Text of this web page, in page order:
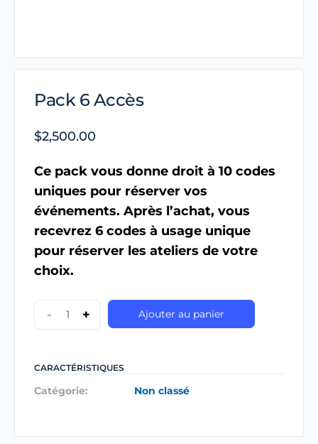
Pack 6 Accès
$2,500.00
Ce pack vous donne droit à 10 codes
uniques pour réserver vos
événements. Après l’achat, vous
recevrez 6 codes à usage unique
pour réserver les ateliers de votre
choix.
- + Ajouter au panier
CARACTÉRISTIQUES
Catégorie: Non classé